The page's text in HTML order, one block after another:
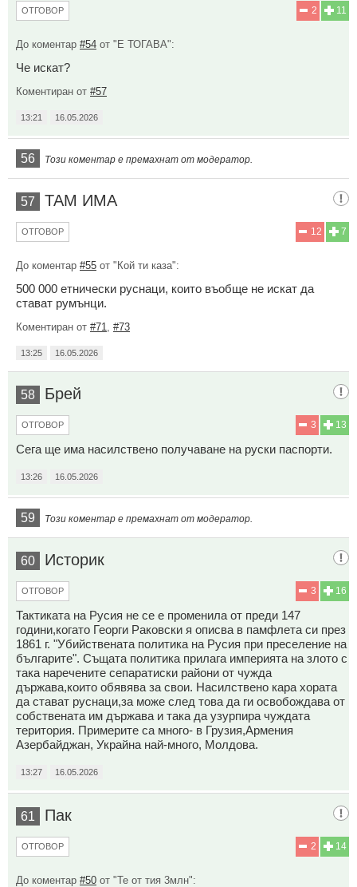
11
2
ОТГОВОР
До коментар #54 от "Е ТОГАВА":
Че искат?
Коментиран от #57
13:21 16.05.2026
56 Този коментар е премахнат от модератор.
57 ТАМ ИМА
7
12
ОТГОВОР
До коментар #55 от "Кой ти каза":
500 000 етнически руснаци, които въобще не искат да
стават румънци.
Коментиран от #71 #73
13:25 16.05.2026
58 Брей
13
3
ОТГОВОР
Сега ще има насилствено получаване на руски паспорти.
13:26 16.05.2026
59 Този коментар е премахнат от модератор.
60 Историк
16
3
ОТГОВОР
Тактиката на Русия не се е променила от преди 147
години,когато Георги Раковски я описва в памфлета си през
1861 г. "Убийствената политика на Русия при преселение на
българите". Същата политика прилага империята на злото с
така наречените сепаратиски райони от чужда
държава,които обявява за свои. Насилствено кара хората
да стават руснаци,за може след това да ги освобождава от
собствената им държава и така да узурпира чуждата
територия. Примерите са много- в Грузия,Армения
Азербайджан, Украйна най-много, Молдова.
13:27 16.05.2026
61 Пак
14
2
ОТГОВОР
До коментар #50 от "Те от тия 3млн":